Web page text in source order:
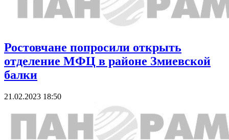
Ростовчане попросили открыть
отделение МФЦ в районе Змиевской
балки
21.02.2023 18:50